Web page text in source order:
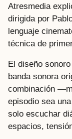
Atresmedia
dirigida por
lenguaje
técnica de
El diseño
banda sonora
combinación
episodio sea
solo escuchar
espacios,